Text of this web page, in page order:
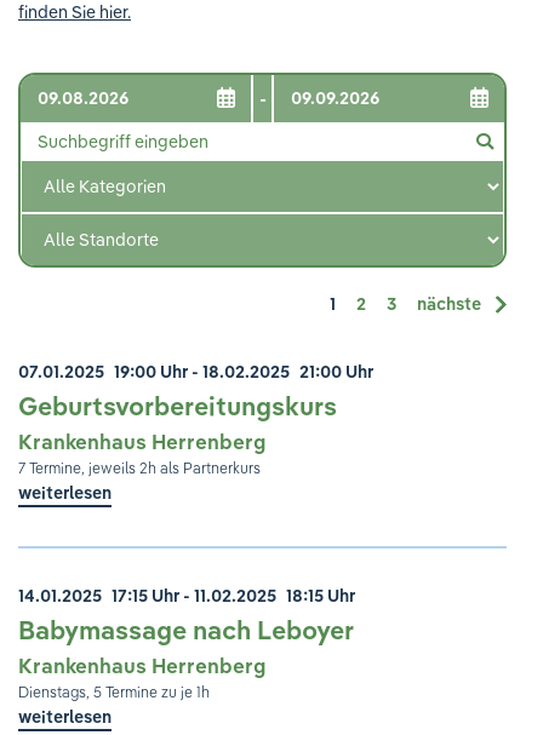
Jobs & Karriere
Der Klinikverbund Südwest
Standorte & Kontakt
Ihre Meinung ist uns wichtig!
finden Sie hier.
-
1 2 3 nächste
07.01.2025 19:00 Uhr - 18.02.2025 21:00 Uhr
Geburtsvorbereitungskurs
Krankenhaus Herrenberg
7 Termine, jeweils 2h als Partnerkurs
weiterlesen
14.01.2025 17:15 Uhr - 11.02.2025 18:15 Uhr
Babymassage nach Leboyer
Krankenhaus Herrenberg
Dienstags, 5 Termine zu je 1h
weiterlesen